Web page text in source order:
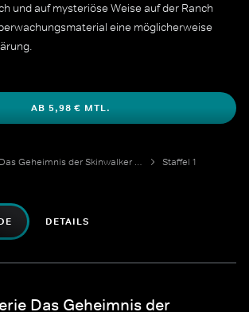
und auf mysteriöse Weise auf der Ranch
eine möglicherweise
AB 5,98 € MTL.
Das Geheimnis der Skinwalker Ranch
Staffel 1
DETAILS
Das Geheimnis der